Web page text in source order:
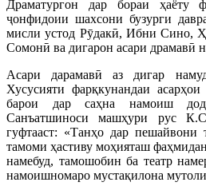
Драматургон дар бораи ҳаёту
ҷонфидоии шахсони бузурги
мисли устод Рӯдакӣ, Ибни Сино,
Сомонӣ ва дигарон асари драмавӣ
Асари дарамавӣ аз дигар
Хусусияти фарқкунандаи
барои дар саҳна намоиш
Санъатшиноси машҳури рус
гуфтааст: «Танҳо дар пешайвони
тамоми ҳастиву моҳияташ
намебуд, тамошобин ба театр
намоишномаро мустақилона